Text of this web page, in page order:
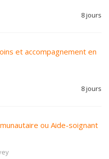
8 jours
et accompagnement en
8 jours
ou Aide-soignant